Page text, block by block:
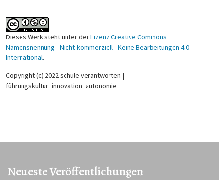
Dieses Werk steht unter derLizenz Creative Commons
Namensnennung - Nicht-kommerziell - Keine Bearbeitungen 4.0
International.
Copyright (c) 2022 schule verantworten |
führungskultur_innovation_autonomie
Neueste Veröffentlichungen